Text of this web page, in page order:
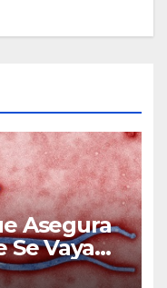
Asegura
Se Vaya
COVID-19